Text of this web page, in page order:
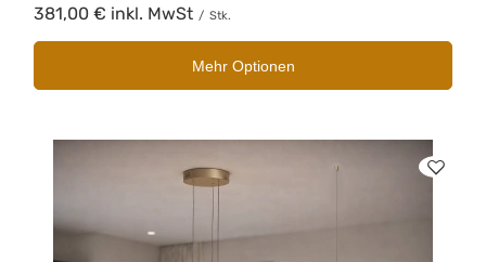
381,00 € inkl. MwSt / Stk.
Mehr Optionen